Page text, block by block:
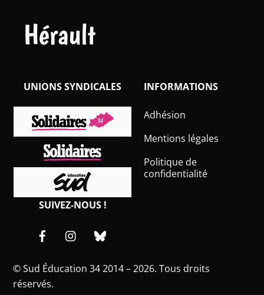
Hérault
INFORMATIONS
Adhésion
Mentions légales
Politique de
confidentialité
SUIVEZ-NOUS !
FacebookInstagram
UNIONS SYNDICALES
©Sud Éducation 342014 – 2026. Tous droits
réservés.